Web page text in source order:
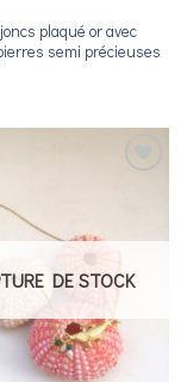
plaqué or avec
semi précieuses
souhaits
DE STOCK